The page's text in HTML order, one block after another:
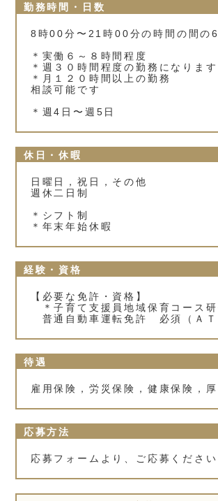
勤務時間・日数
8時00分〜21時00分の時間の間の6
＊実働６～８時間程度
＊週３０時間程度の勤務になります
＊月１２０時間以上の勤務
相談可能です
＊週4日〜週5日
休日・休暇
日曜日，祝日，その他
週休二日制
＊シフト制
＊年末年始休暇
経験・資格
【必要な免許・資格】
＊子育て支援員地域保育コース研
普通自動車運転免許 必須（ＡＴ
待遇
雇用保険，労災保険，健康保険，
応募方法
応募フォームより、ご応募ください